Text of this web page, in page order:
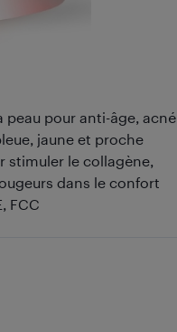
peau pour anti-âge, acné
jaune et proche
stimuler le collagène,
dans le confort
FCC